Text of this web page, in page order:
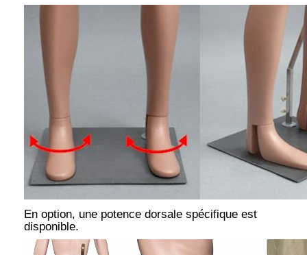
En option, une potence dorsale spécifique est
disponible.